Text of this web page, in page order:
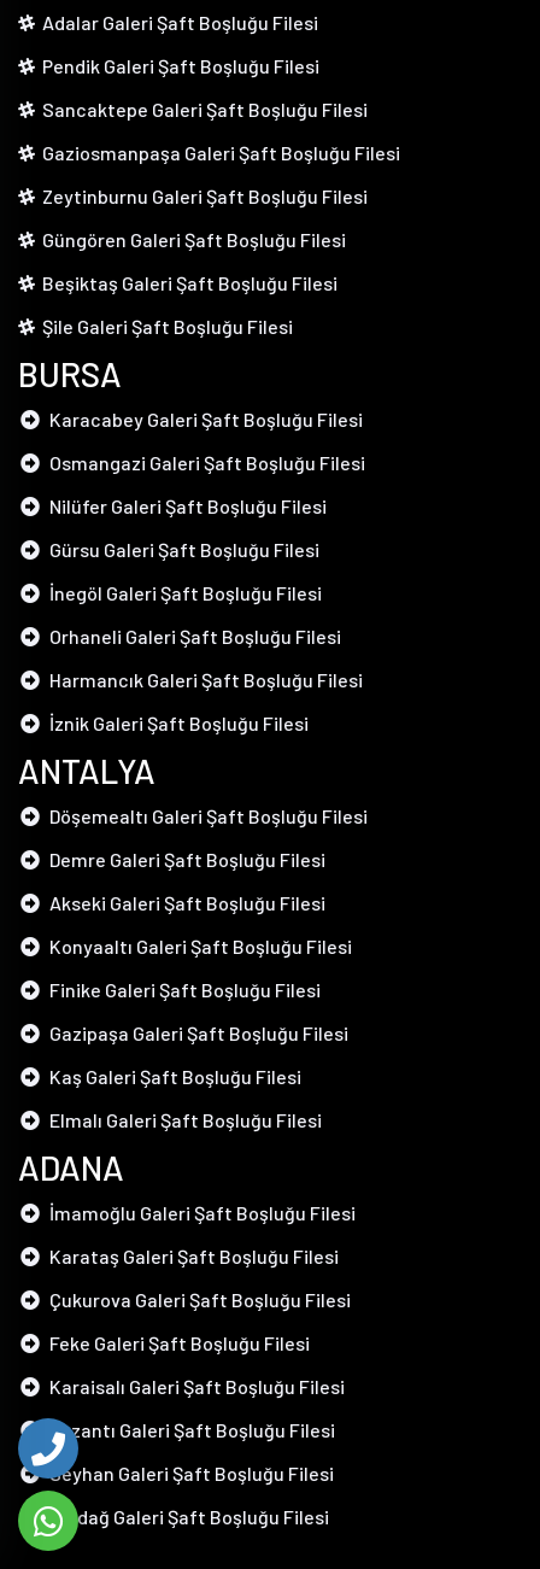
Adalar Galeri Şaft Boşluğu Filesi
Pendik Galeri Şaft Boşluğu Filesi
Sancaktepe Galeri Şaft Boşluğu Filesi
Gaziosmanpaşa Galeri Şaft Boşluğu Filesi
Zeytinburnu Galeri Şaft Boşluğu Filesi
Güngören Galeri Şaft Boşluğu Filesi
Beşiktaş Galeri Şaft Boşluğu Filesi
Şile Galeri Şaft Boşluğu Filesi
BURSA
Karacabey Galeri Şaft Boşluğu Filesi
Osmangazi Galeri Şaft Boşluğu Filesi
Nilüfer Galeri Şaft Boşluğu Filesi
Gürsu Galeri Şaft Boşluğu Filesi
İnegöl Galeri Şaft Boşluğu Filesi
Orhaneli Galeri Şaft Boşluğu Filesi
Harmancık Galeri Şaft Boşluğu Filesi
İznik Galeri Şaft Boşluğu Filesi
ANTALYA
Döşemealtı Galeri Şaft Boşluğu Filesi
Demre Galeri Şaft Boşluğu Filesi
Akseki Galeri Şaft Boşluğu Filesi
Konyaaltı Galeri Şaft Boşluğu Filesi
Finike Galeri Şaft Boşluğu Filesi
Gazipaşa Galeri Şaft Boşluğu Filesi
Kaş Galeri Şaft Boşluğu Filesi
Elmalı Galeri Şaft Boşluğu Filesi
ADANA
İmamoğlu Galeri Şaft Boşluğu Filesi
Karataş Galeri Şaft Boşluğu Filesi
Çukurova Galeri Şaft Boşluğu Filesi
Feke Galeri Şaft Boşluğu Filesi
Karaisalı Galeri Şaft Boşluğu Filesi
Pozantı Galeri Şaft Boşluğu Filesi
Seyhan Galeri Şaft Boşluğu Filesi
Aladağ Galeri Şaft Boşluğu Filesi